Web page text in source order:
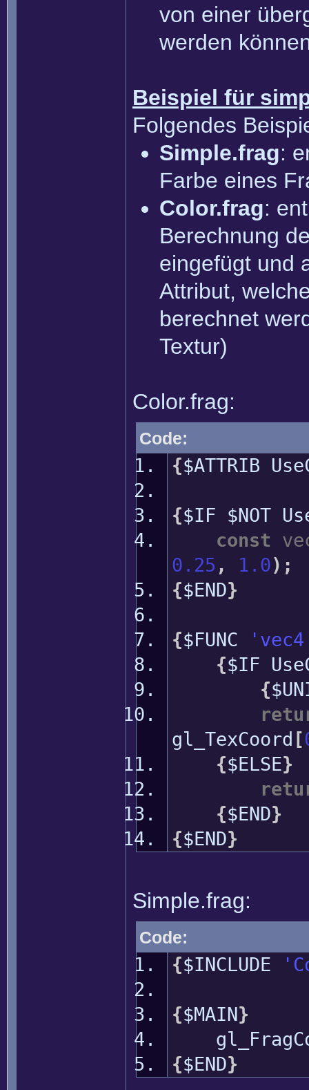
von einer
werden
Beispiel für
Folgendes
Simple.frag:
Farbe eines
Color.frag:
Berechnung
eingefügt und
Attribut,
berechnet
Textur)
Color.frag:
Code:
{$ATTRIB
{$IF $NOT
const
0.25 , 1.0) ;
{$END}
{$FUNC
{$IF
{
gl_TexCoord [
{$ELSE}
{$END}
{$END}
Simple.frag:
Code:
{$INCLUDE
{$MAIN}
{$END}